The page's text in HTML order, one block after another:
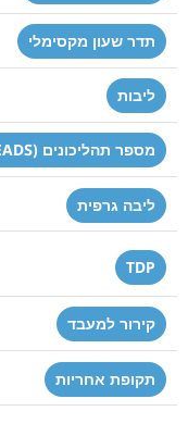
תדר שעון מקסימלי
ליבות
מספר תהליכונים (THREADS)
ליבה גרפית
TDP
קירור למעבד
תקופת אחריות